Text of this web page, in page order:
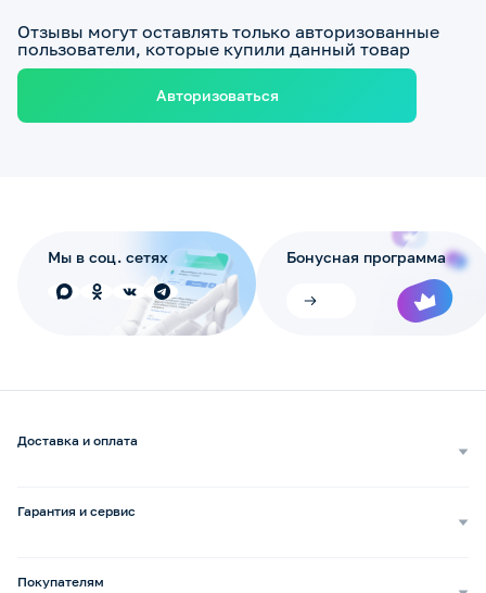
Отзывы могут оставлять только авторизованные
пользователи, которые купили данный товар
Авторизоваться
Мы в соц. сетях Бонусная программа
Доставка и оплата
Гарантия и сервис
Покупателям